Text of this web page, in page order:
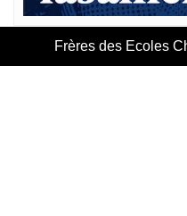
Frères des Ecoles